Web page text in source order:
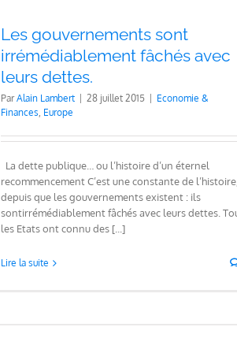
Les gouvernements sont
irrémédiablement fâchés avec
leurs dettes.
ParAlain Lambert 28 juillet 2015
Economie &
Finances, Europe
La dette publique… ou l’histoire d’un éternel
recommencement C’est une constante de
depuis que les gouvernements existent : ils
sontirrémédiablement fâchés avec leurs dettes.
les Etats ont connu des [...]
Lire la suite